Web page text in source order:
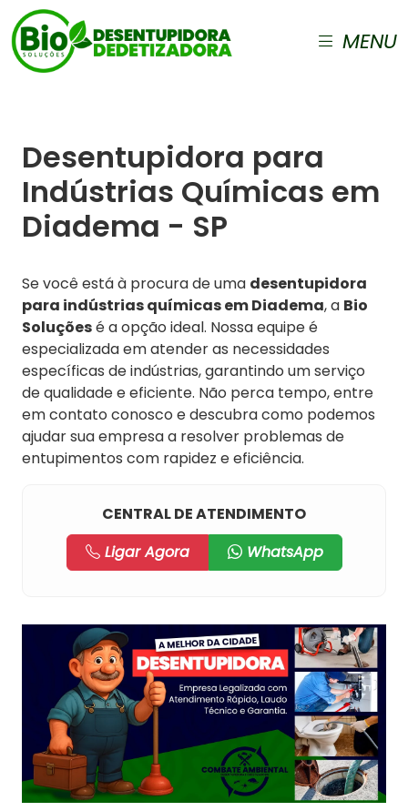
MENU
Desentupidora para
Indústrias Químicas em
Diadema - SP
Se você está à procura de uma desentupidora
para indústrias químicas em Diadema, a Bio
Soluçõesé a opção ideal. Nossa equipe é
especializada em atender as necessidades
específicas de indústrias, garantindo um serviço
de qualidade e eficiente. Não perca tempo, entre
em contato conosco e descubra como podemos
ajudar sua empresa a resolver problemas de
entupimentos com rapidez e eficiência.
CENTRAL DE ATENDIMENTO
Ligar Agora
WhatsApp